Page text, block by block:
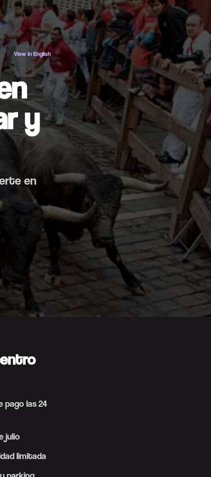
View in English
y
en
pago las 24
julio
limitada